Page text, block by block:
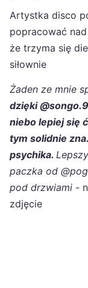
Artystka disco
popracować
że trzyma się
siłownie
Żaden ze mnie
dzięki
niebo lepiej się
tym solidnie
psychika.
paczka od
pod drzwiami -
zdjęcie